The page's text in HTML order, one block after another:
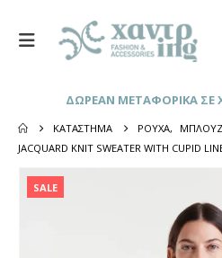
ΔΩΡΕΑΝ ΜΕΤΑΦΟΡΙΚΑ ΣΕ
ΚΑΤΆΣΤΗΜΑ ΡΟΎΧΑ,
JACQUARD KNIT SWEATER WITH CUPID
SALE